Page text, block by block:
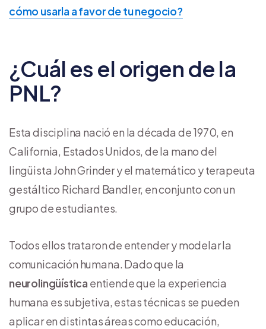
cómo usarla a favor de tu negocio?
¿Cuál es el origen de la
PNL?
Esta disciplina nació en la década de 1970, en
California, Estados Unidos, de la mano del
lingüista John Grinder y el matemático y terapeuta
gestáltico Richard Bandler, en conjunto con un
grupo de estudiantes.
Todos ellos trataron de entender y modelar la
comunicación humana. Dado que la
neurolingüística entiende que la experiencia
humana es subjetiva, estas técnicas se pueden
aplicar en distintas áreas como educación,